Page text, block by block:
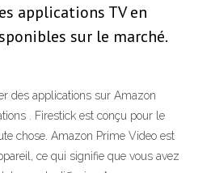
applications TV en
sur le marché.
des applications sur Amazon
. Firestick est conçu pour le
chose. Amazon Prime Video est
ce qui signifie que vous avez